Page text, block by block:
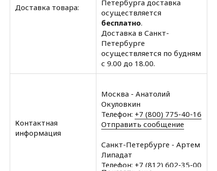
Доставка товара:
Петербурга доставка
осуществляется
бесплатно.
Доставка в Санкт-
Петербурге
осуществляется по будням
с 9.00 до 18.00.
Контактная
информация
Москва - Анатолий
Окуловкин
Телефон: +7 (800) 775-40-16
Отправить сообщение
Санкт-Петербурге - Артем
Липадат
Телефон: +7 (812) 602-35-00